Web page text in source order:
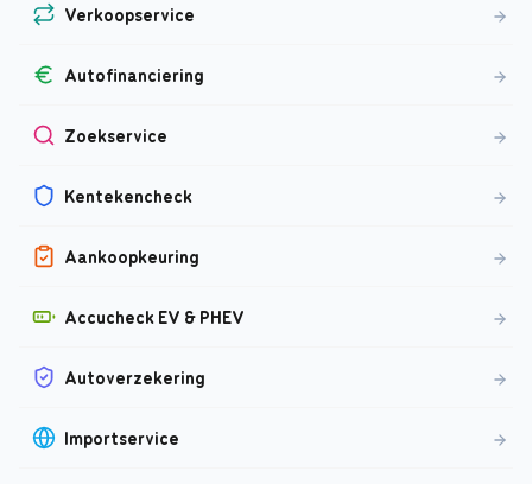
Verkoopservice
Autofinanciering
Zoekservice
Kentekencheck
Aankoopkeuring
Accucheck EV & PHEV
Autoverzekering
Importservice